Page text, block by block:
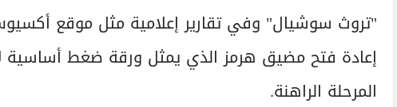
"تروث سوشيال" وفي تقارير إعلامية مثل موقع
إعادة فتح مضيق هرمز الذي يمثل ورقة ضغط أساسية
المرحلة الراهنة.